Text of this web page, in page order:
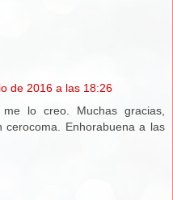
de 2016 a las 18:26
lo creo. Muchas gracias,
cerocoma. Enhorabuena a las